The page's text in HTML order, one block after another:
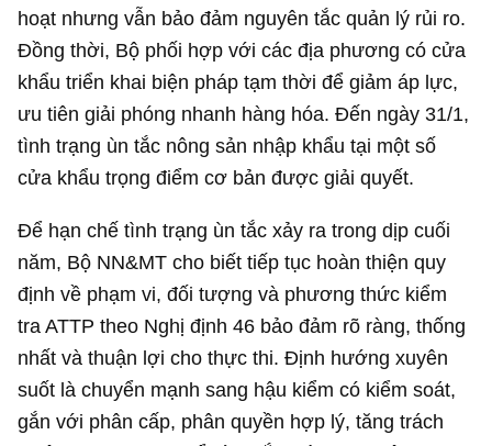
hoạt nhưng vẫn bảo đảm nguyên tắc quản lý rủi ro.
Đồng thời, Bộ phối hợp với các địa phương có cửa
khẩu triển khai biện pháp tạm thời để giảm áp lực,
ưu tiên giải phóng nhanh hàng hóa. Đến ngày 31/1,
tình trạng ùn tắc nông sản nhập khẩu tại một số
cửa khẩu trọng điểm cơ bản được giải quyết.
Để hạn chế tình trạng ùn tắc xảy ra trong dịp cuối
năm, Bộ NN&MT cho biết tiếp tục hoàn thiện quy
định về phạm vi, đối tượng và phương thức kiểm
tra ATTP theo Nghị định 46 bảo đảm rõ ràng, thống
nhất và thuận lợi cho thực thi. Định hướng xuyên
suốt là chuyển mạnh sang hậu kiểm có kiểm soát,
gắn với phân cấp, phân quyền hợp lý, tăng trách